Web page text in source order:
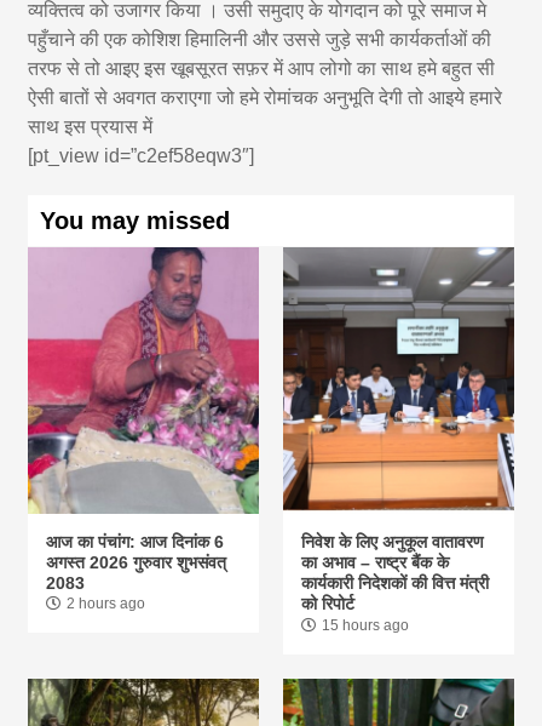
व्यक्तित्व को उजागर किया । उसी समुदाए के योगदान को पूरे समाज मे
पहुँचाने की एक कोशिश हिमालिनी और उससे जुड़े सभी कार्यकर्ताओं की
तरफ से तो आइए इस खूबसूरत सफ़र में आप लोगो का साथ हमे बहुत सी
ऐसी बातों से अवगत कराएगा जो हमे रोमांचक अनुभूति देगी तो आइये हमारे
साथ इस प्रयास में
[pt_view id=”c2ef58eqw3″]
You may missed
आज का पंचांग: आज दिनांक 6
अगस्त 2026 गुरुवार शुभसंवत्
2083
2 hours ago
निवेश के लिए अनुकूल वातावरण
का अभाव – राष्ट्र बैंक के
कार्यकारी निदेशकों की वित्त मंत्री
को रिपोर्ट
15 hours ago